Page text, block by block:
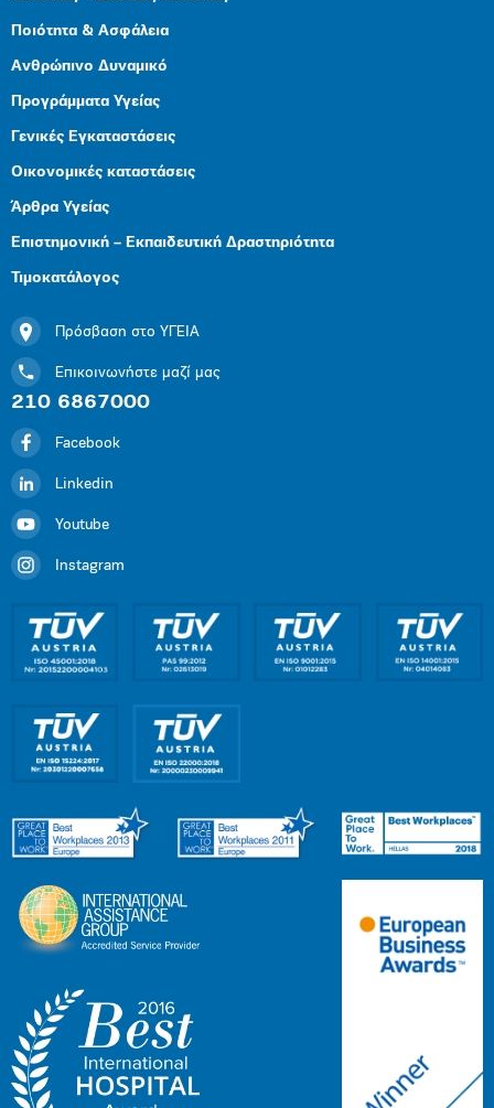
Ποιότητα & Ασφάλεια
Ανθρώπινο Δυναμικό
Προγράμματα Υγείας
Γενικές Εγκαταστάσεις
Οικονομικές καταστάσεις
Άρθρα Υγείας
Επιστημονική – Εκπαιδευτική Δραστηριότητα
Τιμοκατάλογος
Πρόσβαση στο ΥΓΕΙΑ
Επικοινωνήστε μαζί μας
210 6867000
Facebook
Linkedin
Youtube
Instagram